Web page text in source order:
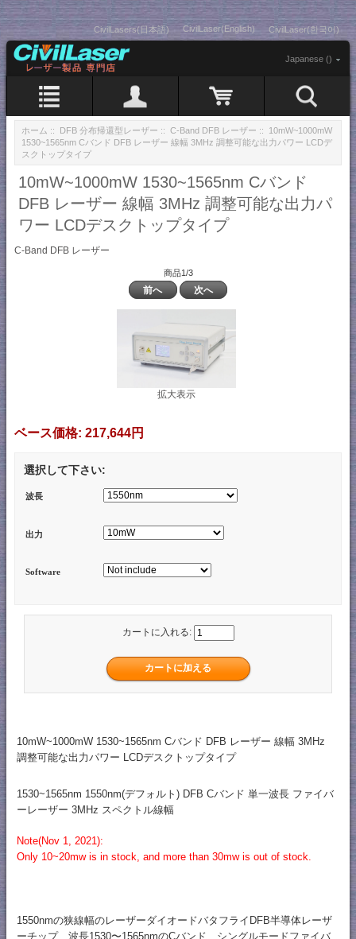
CivilLasers(日本語) CivilLaser(English) CivilLaser(한국어)
Japanese ()
ホーム :: DFB 分布帰還型レーザー :: C-Band DFB レーザー :: 10mW~1000mW
1530~1565nm Cバンド DFB レーザー 線幅 3MHz 調整可能な出力パワー LCDデ
スクトップタイプ
10mW~1000mW 1530~1565nm Cバンド
DFB レーザー 線幅 3MHz 調整可能な出力パ
ワー LCDデスクトップタイプ
C-Band DFB レーザー
商品1/3
前へ 次へ
拡大表示
ベース価格: 217,644円
選択して下さい:
波長
出力
Software
カートに入れる:
10mW~1000mW 1530~1565nm Cバンド DFB レーザー 線幅 3MHz
調整可能な出力パワー LCDデスクトップタイプ
1530~1565nm 1550nm(デフォルト) DFB Cバンド 単一波長 ファイバ
ーレーザー 3MHz スペクトル線幅
Note(Nov 1, 2021):
Only 10~20mw is in stock, and more than 30mw is out of stock.
1550nmの狭線幅のレーザーダイオードバタフライDFB半導体レーザ
ーチップ、波長1530〜1565nmのCバンド、シングルモードファイバ